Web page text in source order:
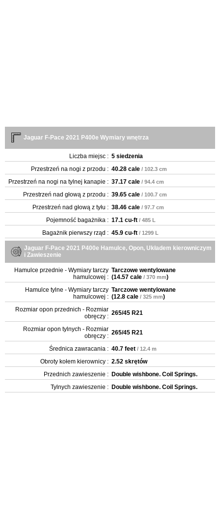
Jaguar F-Pace 2021 P400e Wymiary wnętrza
Liczba miejsc : 5 siedzenia
Przestrzeń na nogi z przodu : 40.28 cale / 102.3 cm
Przestrzeń na nogi na tylnej kanapie : 37.17 cale / 94.4 cm
Przestrzeń nad głową z przodu : 39.65 cale / 100.7 cm
Przestrzeń nad głową z tyłu : 38.46 cale / 97.7 cm
Pojemność bagażnika : 17.1 cu-ft / 485 L
Bagażnik pierwszy rząd : 45.9 cu-ft / 1299 L
Jaguar F-Pace 2021 P400e Hamulce, Opon, Układem kierowniczym
i Zawieszenie
Hamulce przednie - Wymiary tarczy
hamulcowej :
Tarczowe wentylowane
(14.57 cale / 370 mm)
Hamulce tylne - Wymiary tarczy
hamulcowej :
Tarczowe wentylowane
(12.8 cale / 325 mm)
Rozmiar opon przednich - Rozmiar
obręczy : 265/45 R21
Rozmiar opon tylnych - Rozmiar
obręczy : 265/45 R21
Średnica zawracania : 40.7 feet / 12.4 m
Obroty kołem kierownicy : 2.52 skrętów
Przednich zawieszenie : Double wishbone. Coil Springs.
Tylnych zawieszenie : Double wishbone. Coil Springs.